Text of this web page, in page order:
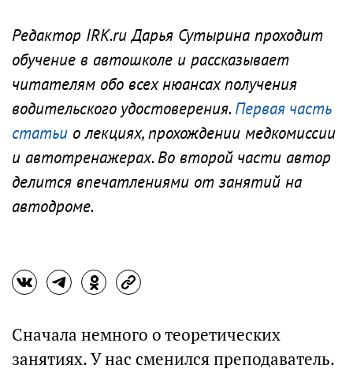
Редактор IRK.ru Дарья Сутырина проходит
обучение в автошколе и рассказывает
читателям обо всех нюансах получения
водительского удостоверения.Первая часть
статьи о лекциях, прохождении медкомиссии
и автотренажерах. Во второй части автор
делится впечатлениями от занятий на
автодроме.
Сначала немного о теоретических
занятиях. У нас сменился преподаватель.